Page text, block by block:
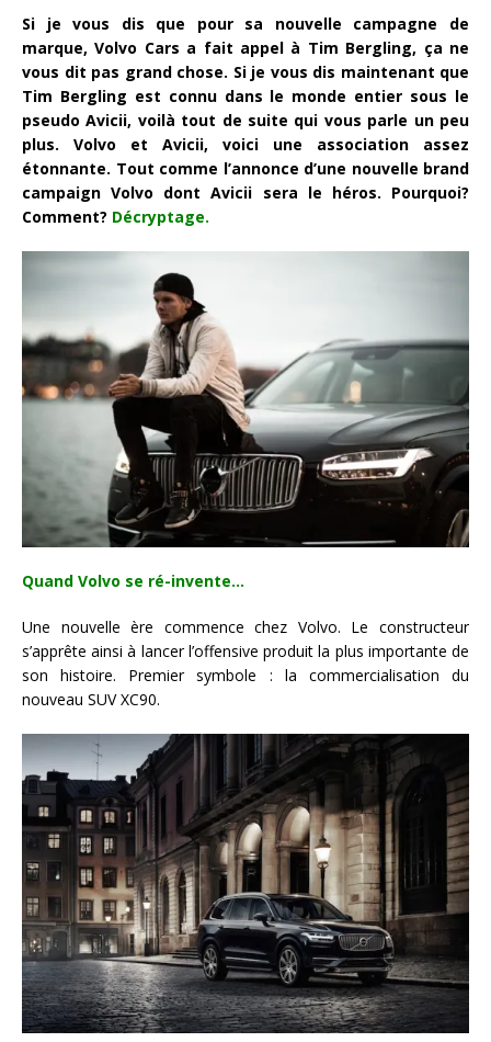
Si je vous dis que pour sa nouvelle campagne de
marque, Volvo Cars a fait appel à Tim Bergling, ça ne
vous dit pas grand chose. Si je vous dis maintenant que
Tim Bergling est connu dans le monde entier sous le
pseudo Avicii, voilà tout de suite qui vous parle un peu
plus. Volvo et Avicii, voici une association assez
étonnante. Tout comme l’annonce d’une nouvelle brand
campaign Volvo dont Avicii sera le héros. Pourquoi?
Comment? Décryptage.
Quand Volvo se ré-invente…
Une nouvelle ère commence chez Volvo. Le constructeur
s’apprête ainsi à lancer l’offensive produit la plus importante de
son histoire. Premier symbole : la commercialisation du
nouveau SUV XC90.